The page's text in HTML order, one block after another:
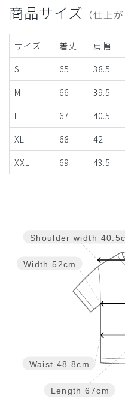
商品サイズ （仕上
サイズ 着丈 肩幅
S
65 38.5
M
66 39.5
L
67 40.5
XL
68 42
XXL
69 43.5
Length 67cm
Waist 48.8cm
Width 52cm
Shoulder width